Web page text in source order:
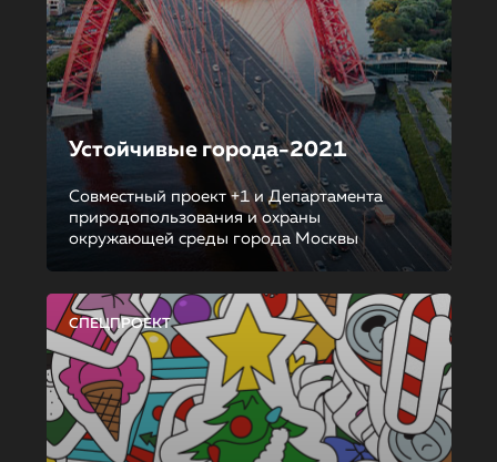
Устойчивые города-2021
Совместный проект +1 и Департамента
природопользования и охраны
окружающей среды города Москвы
СПЕЦПРОЕКТ